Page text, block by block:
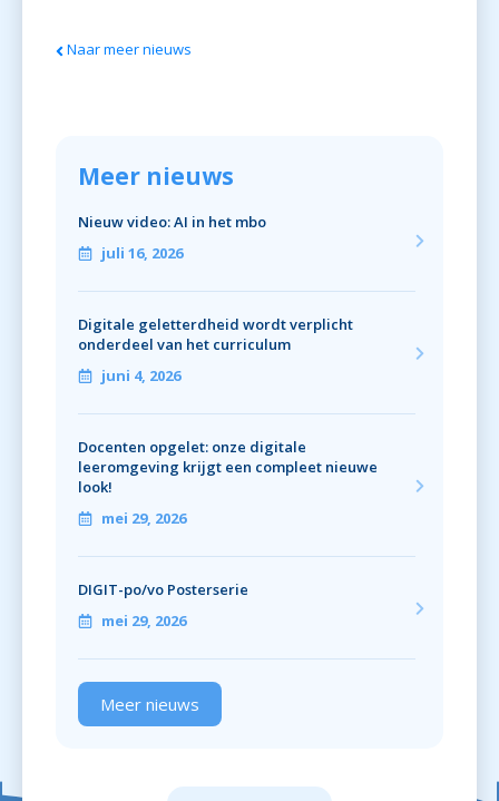
Naar meer nieuws
Meer nieuws
Nieuw video: AI in het mbo
juli 16, 2026
Digitale geletterdheid wordt verplicht
onderdeel van het curriculum
juni 4, 2026
Docenten opgelet: onze digitale
leeromgeving krijgt een compleet nieuwe
look!
mei 29, 2026
DIGIT-po/vo Posterserie
mei 29, 2026
Meer nieuws